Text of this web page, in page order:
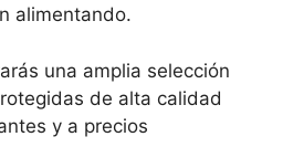
alimentando.
una amplia selección
de alta calidad
y a precios